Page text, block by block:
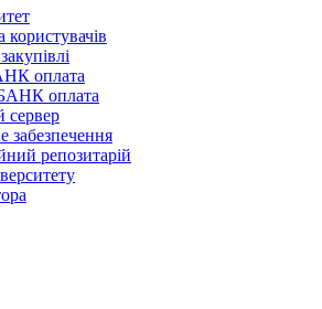
користувачів
оплата
оплата
забезпечення
репозитарій